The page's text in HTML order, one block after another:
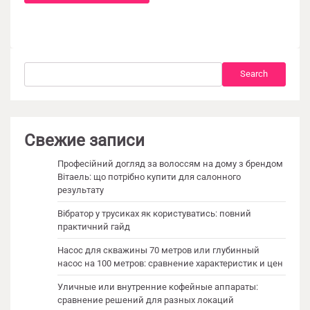
Search
Свежие записи
Професійний догляд за волоссям на дому з брендом
Вітаель: що потрібно купити для салонного
результату
Вібратор у трусиках як користуватись: повний
практичний гайд
Насос для скважины 70 метров или глубинный
насос на 100 метров: сравнение характеристик и цен
Уличные или внутренние кофейные аппараты:
сравнение решений для разных локаций